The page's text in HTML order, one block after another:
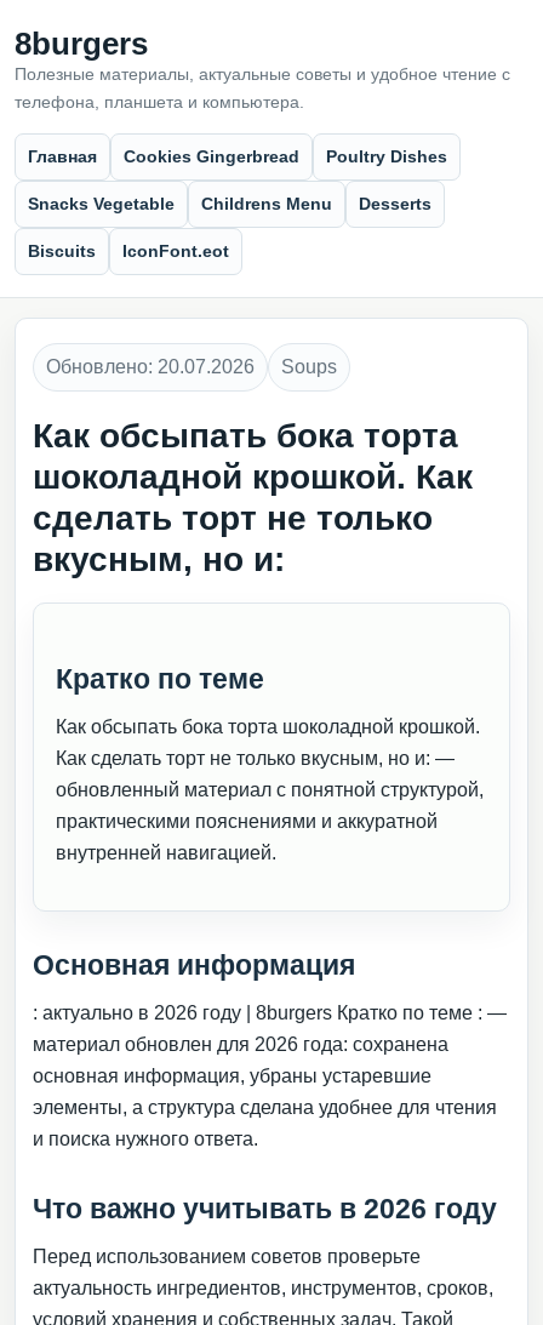
8burgers
Полезные материалы, актуальные советы и удобное чтение с
телефона, планшета и компьютера.
Главная Cookies Gingerbread Poultry Dishes
Snacks Vegetable Childrens Menu Desserts
Biscuits IconFont.eot
Обновлено: 20.07.2026 Soups
Как обсыпать бока торта
шоколадной крошкой. Как
сделать торт не только
вкусным, но и:
Кратко по теме
Как обсыпать бока торта шоколадной крошкой.
Как сделать торт не только вкусным, но и: —
обновленный материал с понятной структурой,
практическими пояснениями и аккуратной
внутренней навигацией.
Основная информация
: актуально в 2026 году | 8burgers Кратко по теме : —
материал обновлен для 2026 года: сохранена
основная информация, убраны устаревшие
элементы, а структура сделана удобнее для чтения
и поиска нужного ответа.
Что важно учитывать в 2026 году
Перед использованием советов проверьте
актуальность ингредиентов, инструментов, сроков,
условий хранения и собственных задач. Такой